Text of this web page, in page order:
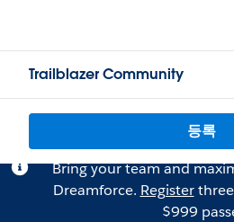
Trailblazer Community
등록
Bring your team and
Dreamforce. Register
$999